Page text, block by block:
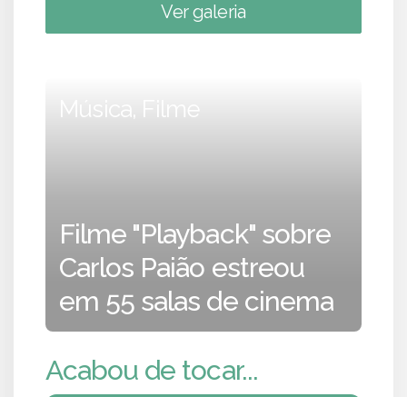
Ver galeria
Música, Filme
Filme "Playback" sobre
Carlos Paião estreou
em 55 salas de cinema
Acabou de tocar...